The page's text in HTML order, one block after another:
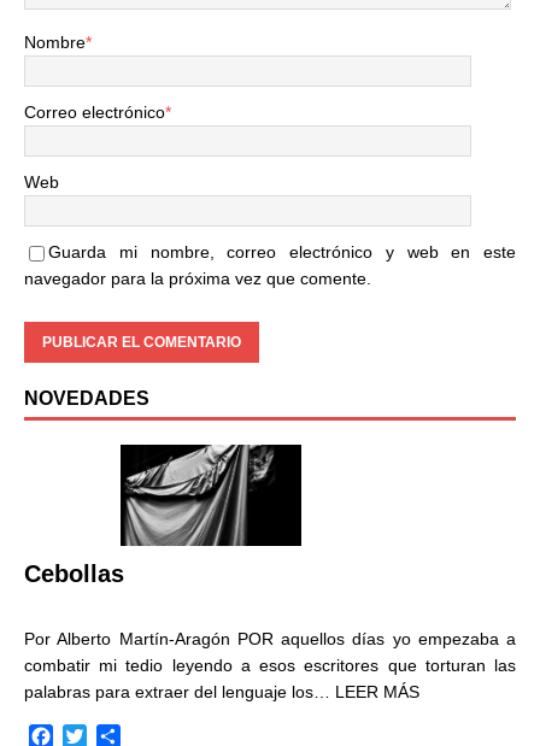
Nombre*
Correo electrónico*
Web
Guarda mi nombre, correo electrónico y web en este
navegador para la próxima vez que comente.
NOVEDADES
Cebollas
Por Alberto Martín-Aragón POR aquellos días yo empezaba a
combatir mi tedio leyendo a esos escritores que torturan las
palabras para extraer del lenguaje los… LEER MÁS